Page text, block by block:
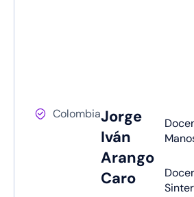
ColombiaJorge
Iván
Arango
Caro